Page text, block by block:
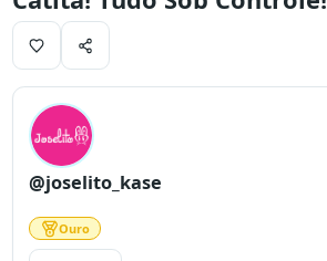
@joselito_kase
Ouro